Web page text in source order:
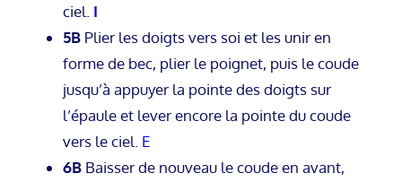
ciel. I
5B Plier les doigts vers soi et les unir en
forme de bec, plier le poignet, puis le coude
jusqu’à appuyer la pointe des doigts sur
l’épaule et lever encore la pointe du coude
vers le ciel. E
6B Baisser de nouveau le coude en avant,